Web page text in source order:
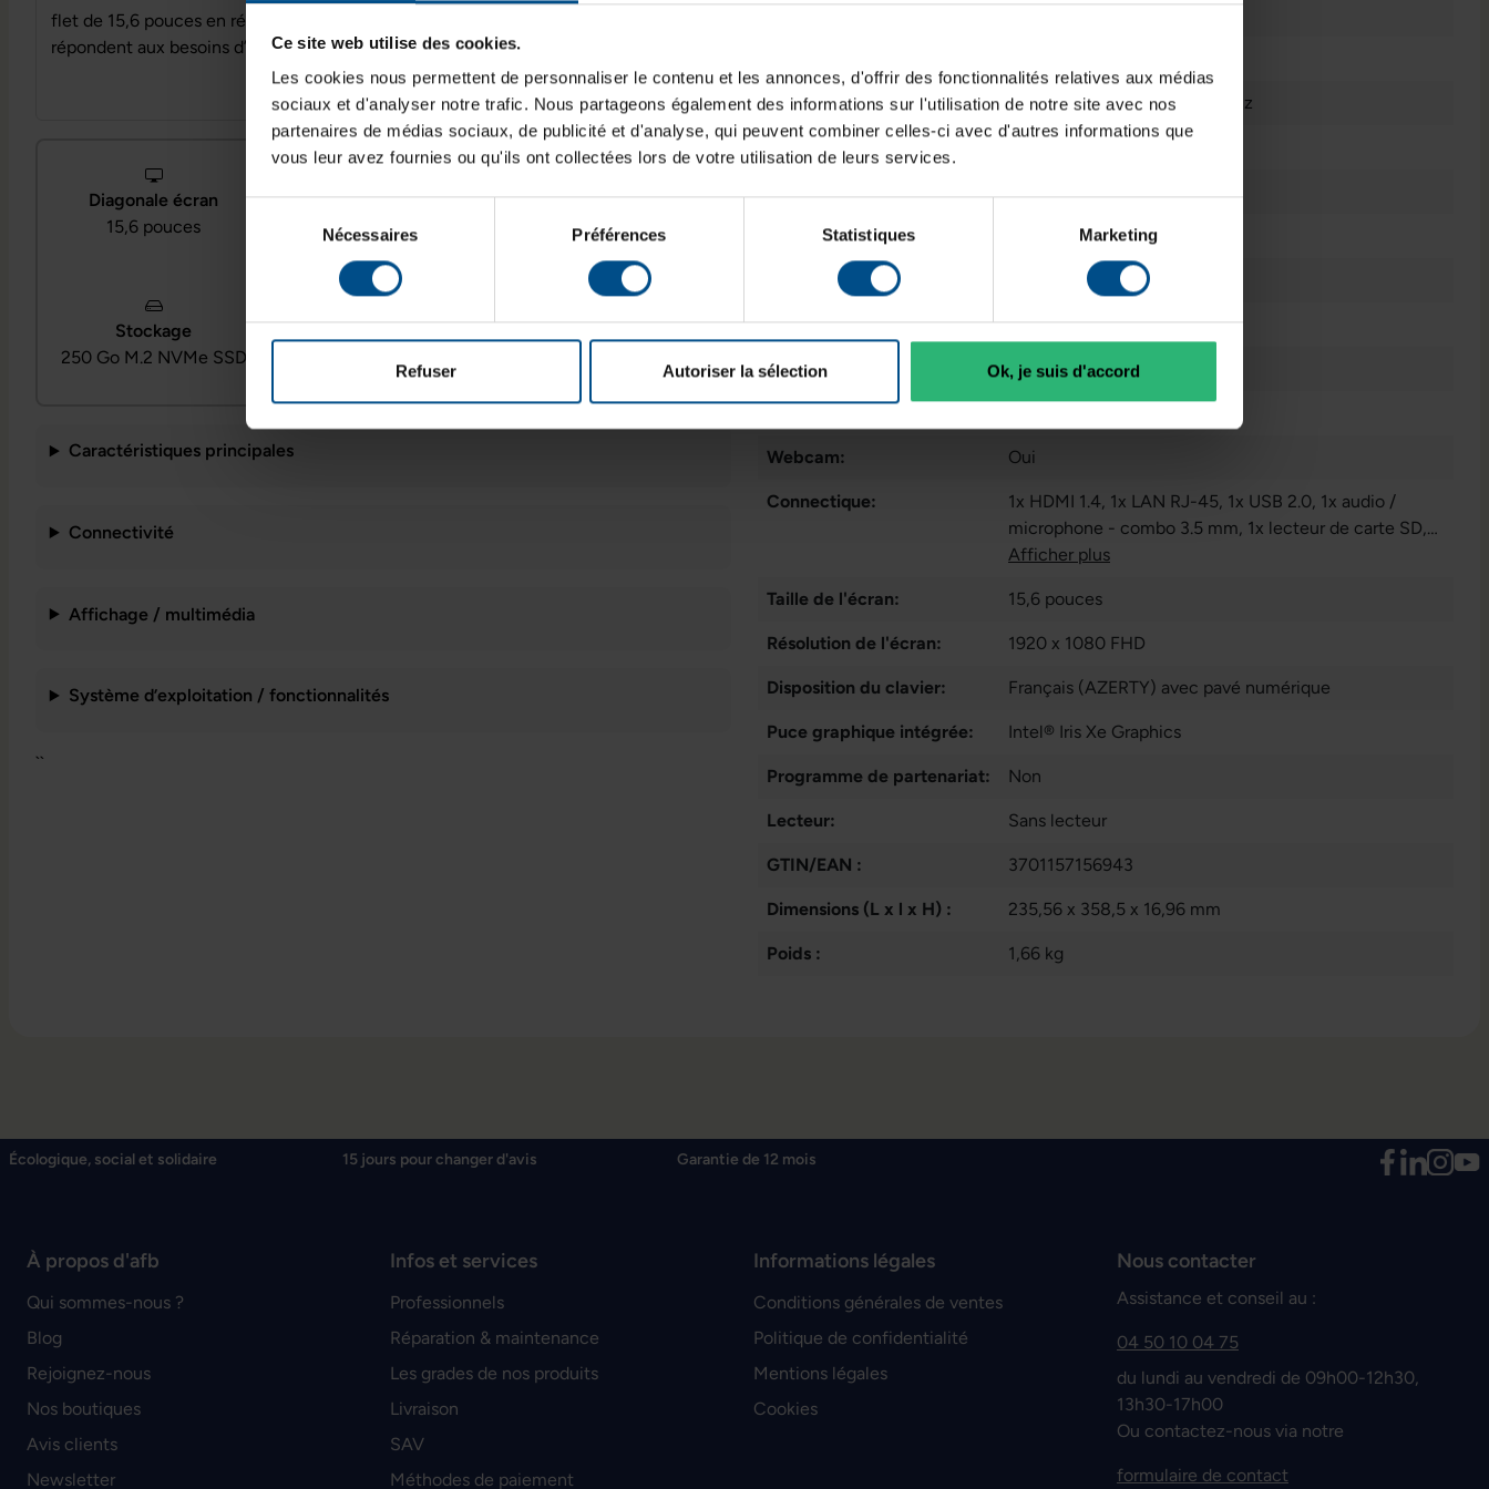
Ce site web utilise des cookies.
Les cookies nous permettent de personnaliser le contenu et les annonces, d'offrir des fonctionnalités relatives aux médias
sociaux et d'analyser notre trafic. Nous partageons également des informations sur l'utilisation de notre site avec nos
partenaires de médias sociaux, de publicité et d'analyse, qui peuvent combiner celles-ci avec d'autres informations que
vous leur avez fournies ou qu'ils ont collectées lors de votre utilisation de leurs services.
consentement
Nécessaires Préférences Statistiques Marketing
Refuser Autoriser la sélection Ok, je suis d'accord
flet de 15,6 pouces en résolution Full HD et son clavier avec pavé numérique
répondent aux besoins d’un usage quotidien au bureau ou à domicile.
Diagonale écran
15,6 pouces
Processeur
Intel Core i5‑1235U
RAM
16 Go DDR4
Stockage
250 Go M.2 NVMe SSD
Système d’exploitation
Windows 11
Professionnel
Caractéristiques principales
Connectivité
Affichage / multimédia
Système d’exploitation / fonctionnalités
``
Processeur: Intel Core i5 1235U @ 4,4 GHz
Stockage de données: 250 GB M.2 NvMe SSD
Type de produit: Ordinateur Portable
Mémoire vive: 16 GB DDR4
Génération de CPU:
Système d'exploitation: Windows 11 Professionnel
Cœurs de processeur: 10
Webcam: Oui
Connectique: 1x HDMI 1.4, 1x LAN RJ-45, 1x USB 2.0, 1x audio /
microphone - combo 3.5 mm, 1x lecteur de carte SD,
2x USB 3.2 Gen 1
Afficher plus
Taille de l'écran: 15,6 pouces
Résolution de l'écran: 1920 x 1080 FHD
Disposition du clavier: Français (AZERTY) avec pavé numérique
Puce graphique intégrée: Intel® Iris Xe Graphics
Programme de partenariat: Non
Lecteur: Sans lecteur
GTIN/EAN : 3701157156943
Dimensions (L x l x H) : 235,56 x 358,5 x 16,96 mm
Poids : 1,66 kg
Écologique, social et solidaire 15 jours pour changer d'avis Garantie de 12 mois
À propos d'afb
Qui sommes-nous ?
Blog
Rejoignez-nous
Nos boutiques
Avis clients
Newsletter
Infos et services
Professionnels
Réparation & maintenance
Les grades de nos produits
Livraison
SAV
Méthodes de paiement
Informations légales
Conditions générales de ventes
Politique de confidentialité
Mentions légales
Cookies
Nous contacter
Assistance et conseil au :
04 50 10 04 75
du lundi au vendredi de 09h00-12h30,
13h30-17h00
Ou contactez-nous via notre
formulaire de contact